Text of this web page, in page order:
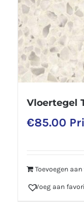
Vloertegel
€85.00
Toevoegen
Voeg aan